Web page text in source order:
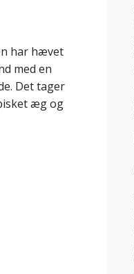
har hævet
med en
Det tager
æg og